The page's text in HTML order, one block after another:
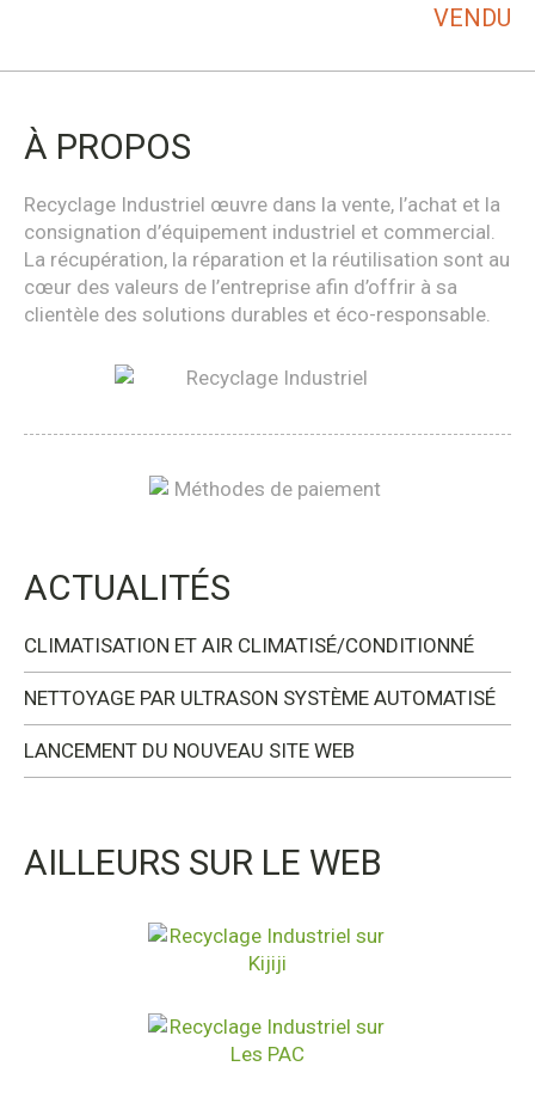
VENDU
À PROPOS
Recyclage Industriel œuvre dans la vente, l’achat et la
consignation d’équipement industriel et commercial.
La récupération, la réparation et la réutilisation sont au
cœur des valeurs de l’entreprise afin d’offrir à sa
clientèle des solutions durables et éco-responsable.
ACTUALITÉS
CLIMATISATION ET AIR CLIMATISÉ/CONDITIONNÉ
NETTOYAGE PAR ULTRASON SYSTÈME AUTOMATISÉ
LANCEMENT DU NOUVEAU SITE WEB
AILLEURS SUR LE WEB